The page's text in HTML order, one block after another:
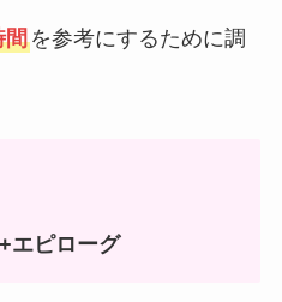
間を参考にするために調
エピローグ